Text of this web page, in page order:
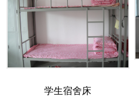
学生宿舍床